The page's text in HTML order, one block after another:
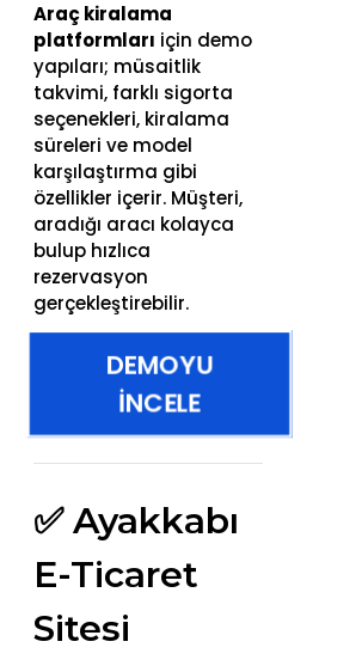
Araç kiralama
platformları için demo
yapıları; müsaitlik
takvimi, farklı sigorta
seçenekleri, kiralama
süreleri ve model
karşılaştırma gibi
özellikler içerir. Müşteri,
aradığı aracı kolayca
bulup hızlıca
rezervasyon
gerçekleştirebilir.
DEMOYU
İNCELE
✅ Ayakkabı
E-Ticaret
Sitesi